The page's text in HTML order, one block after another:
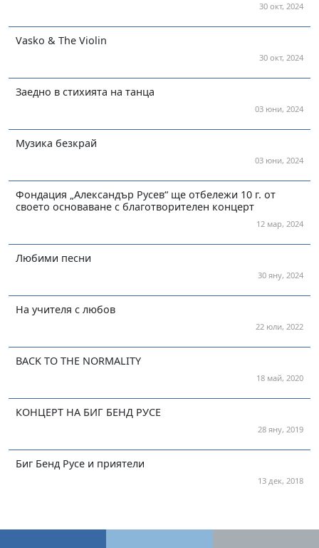
30 окт, 2024
Vasko & The Violin
30 окт, 2024
Заедно в стихията на танца
03 юни, 2024
Музика безкрай
03 юни, 2024
Фондация „Александър Русев“ ще отбележи 10 г. от
своето основаване с благотворителен концерт
12 мар, 2024
Любими песни
30 яну, 2024
На учителя с любов
22 юли, 2022
BACK TO THE NORMALITY
18 май, 2020
КОНЦЕРТ НА БИГ БЕНД РУСЕ
28 яну, 2019
Биг Бенд Русе и приятели
13 дек, 2018